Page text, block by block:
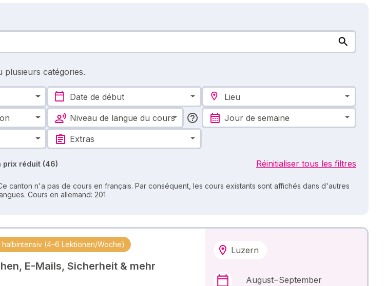
plusieurs catégories.
Date de début Lieu
Niveau de langue du cours Jour de semaine
Extras
prix réduit (46) Réinitialiser tous les filtres
canton n'a pas de cours en français. Par conséquent, les cours existants sont affichés dans d'autres
Cours en allemand: 201
halbintensiv (4–6 Lektionen/Woche)
E-Mails, Sicherheit & mehr
Luzern
August – September